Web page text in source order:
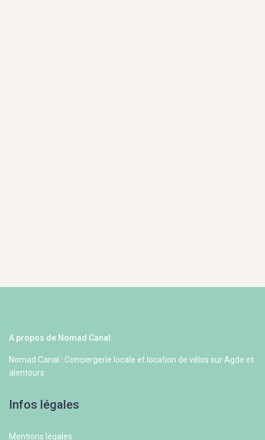
A propos de Nomad Canal
Nomad Canal : Conciergerie locale et location de vélos sur Agde et
alentours
Infos légales
Mentions légales